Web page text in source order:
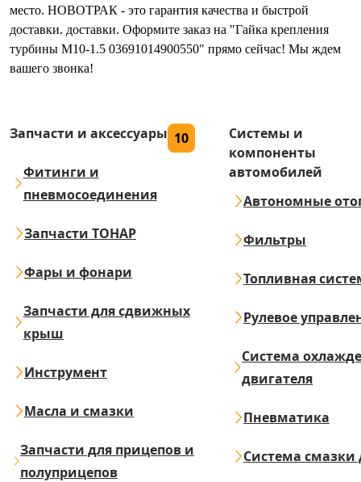
место. НОВОТРАК - это гарантия качества и быстрой
доставки. доставки. Оформите заказ на "Гайка крепления
турбины M10-1.5 03691014900550" прямо сейчас! Мы ждем
вашего звонка!
Запчасти и аксессуары 10
Фитинги и
пневмосоединения
Запчасти ТОНАР
Фары и фонари
Запчасти для сдвижных
крыш
Инструмент
Масла и смазки
Запчасти для прицепов и
полуприцепов
Системы и
компоненты
автомобилей
Автономные
Фильтры
Топливная
Рулевое
Система
двигателя
Пневматика
Система смазки